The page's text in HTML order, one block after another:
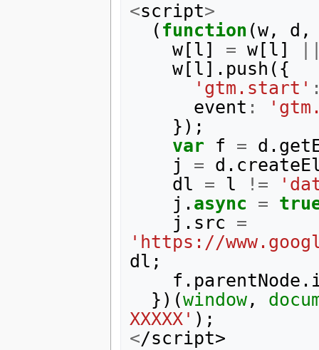
<script>
( function (w, d ,
w [ l ] = w [ l ]
w [ l ]. push ({
'gtm.start'
event :
});
var
f = d .
j
= d .
dl
= l !=
j . async =
j . src
=
'https://
dl ;
f . parentNode .
})(window,
XXXXX' );
</script>